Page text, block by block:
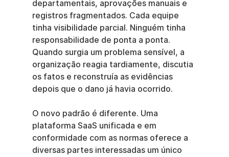
departamentais, aprovações manuais e
registros fragmentados. Cada equipe
tinha visibilidade parcial. Ninguém tinha
responsabilidade de ponta a ponta.
Quando surgia um problema sensível, a
organização reagia tardiamente, discutia
os fatos e reconstruía as evidências
depois que o dano já havia ocorrido.
O novo padrão é diferente. Uma
plataforma SaaS unificada e em
conformidade com as normas oferece a
diversas partes interessadas um único